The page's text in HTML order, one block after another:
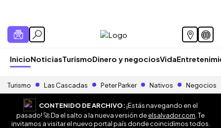
InicioNoticiasTurismoDinero y negociosVida
Turismo Las Cascadas Peter Parker Nativos Negocios
CONTENIDO DE ARCHIVO:¡Estás navegando en el
pasado! 🚀 Da el salto a la nueva versión deelsalvador.com . Te
invitamos a visitar el nuevo portal país donde coincidimos todos.